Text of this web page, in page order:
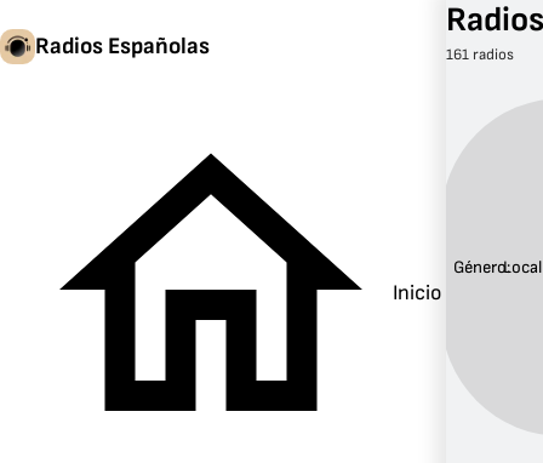
Radios Españolas
Inicio
161 radios
Género:Local